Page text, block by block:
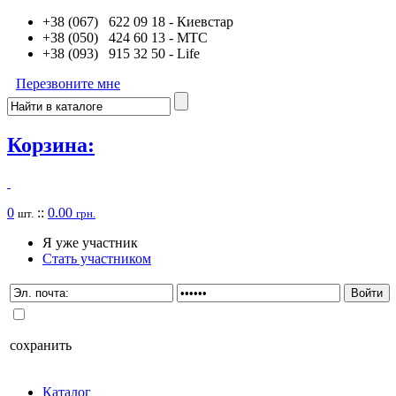
+38 (067) 622 09 18 - Киевстар
+38 (050) 424 60 13 - MTC
+38 (093) 915 32 50 - Life
Перезвоните мне
Корзина:
0 шт. :: 0.00 грн.
Я уже участник
Стать участником
сохранить
Каталог